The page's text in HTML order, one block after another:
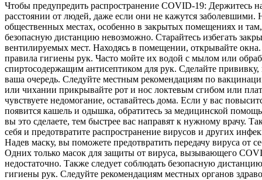
Чтобы предупредить распространение COVID-19: Держитесь
расстоянии от людей, даже если они не кажутся заболевшими.
общественных местах, особенно в закрытых помещениях и там,
безопасную дистанцию невозможно. Старайтесь избегать
вентилируемых мест. Находясь в помещении, открывайте
правила гигиены рук. Часто мойте их водой с мылом или
спиртосодержащим антисептиком для рук. Сделайте прививку,
ваша очередь. Следуйте местным рекомендациям по
или чихании прикрывайте рот и нос локтевым сгибом или
чувствуете недомогание, оставайтесь дома. Если у вас
появится кашель и одышка, обратитесь за медицинской
вы это сделаете, тем быстрее вас направят к нужному врачу.
себя и предотвратите распространение вирусов и других
Надев маску, вы поможете предотвратить передачу вируса от
Одних только масок для защиты от вируса, вызывающего
недостаточно. Также следует соблюдать безопасную
гигиены рук. Следуйте рекомендациям местных органов